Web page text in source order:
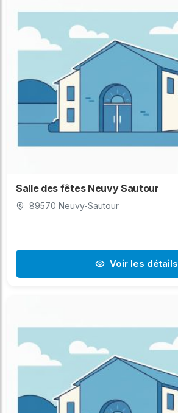
Salle des fêtes Neuvy Sautour
89570 Neuvy-Sautour
Voir les détails